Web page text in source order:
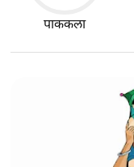
पाककला